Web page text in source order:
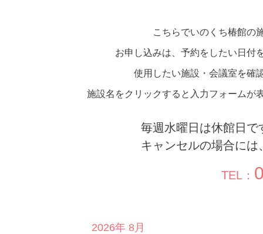
こちらでいのくち椿館の
お申し込みは、予約をしたい日付
使用したい施設・会議室を確
施設名をクリックすると入力フォームが
毎週水曜日は休館日
キャンセルの場合に
TEL：
2026年 8月